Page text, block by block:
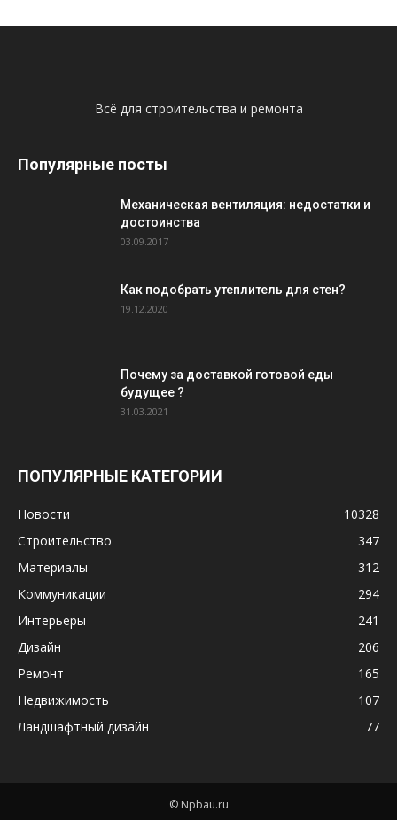
Всё для строительства и ремонта
Популярные посты
Механическая вентиляция: недостатки и
достоинства
03.09.2017
Как подобрать утеплитель для стен?
19.12.2020
Почему за доставкой готовой еды
будущее ?
31.03.2021
ПОПУЛЯРНЫЕ КАТЕГОРИИ
Новости
10328
Строительство
347
Материалы
312
Коммуникации
294
Интерьеры
241
Дизайн
206
Ремонт
165
Недвижимость
107
Ландшафтный дизайн
77
© Npbau.ru